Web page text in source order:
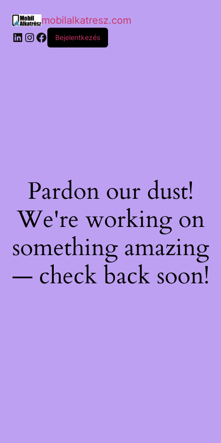
mobilalkatresz.com
Bejelentkezés
Pardon our dust!
We're working on
something amazing
— check back soon!